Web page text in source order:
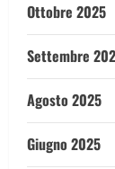
Ottobre 2025
Settembre
Agosto 2025
Giugno 2025